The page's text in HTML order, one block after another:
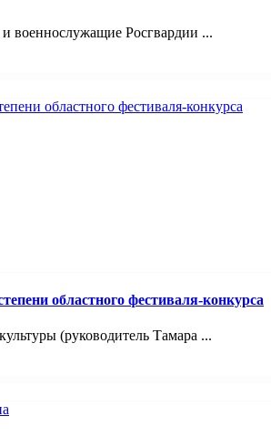
военнослужащие Росгвардии ...
областного фестиваля-конкурса
(руководитель Тамара ...